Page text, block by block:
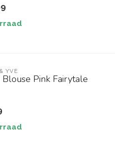
YVE
Blouse Pink Fairytale